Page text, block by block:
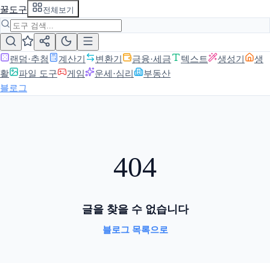
꿀도구 전체보기
랜덤·추첨 계산기 변환기 금융·세금 텍스트 생성기
생
활
파일 도구 게임 운세·심리
부동산
블로그
404
글을 찾을 수 없습니다
블로그 목록으로